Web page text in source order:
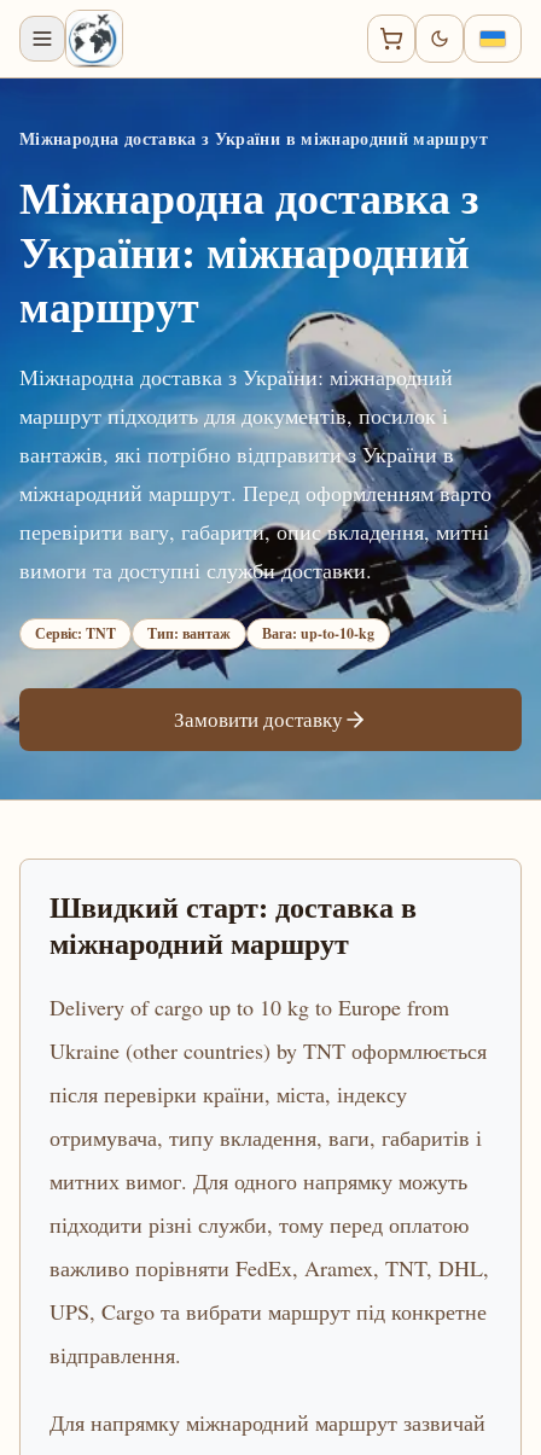
Міжнародна доставка з України в міжнародний маршрут
Міжнародна доставка з
України: міжнародний
маршрут
Міжнародна доставка з України: міжнародний
маршрут підходить для документів, посилок і
вантажів, які потрібно відправити з України в
міжнародний маршрут. Перед оформленням варто
перевірити вагу, габарити, опис вкладення, митні
вимоги та доступні служби доставки.
Сервіс: TNT Тип: вантаж Вага: up-to-10-kg
Замовити доставку
Швидкий старт: доставка в
міжнародний маршрут
Delivery of cargo up to 10 kg to Europe from
Ukraine (other countries) by TNT оформлюється
після перевірки країни, міста, індексу
отримувача, типу вкладення, ваги, габаритів і
митних вимог. Для одного напрямку можуть
підходити різні служби, тому перед оплатою
важливо порівняти FedEx, Aramex, TNT, DHL,
UPS, Cargo та вибрати маршрут під конкретне
відправлення.
Для напрямку міжнародний маршрут зазвичай